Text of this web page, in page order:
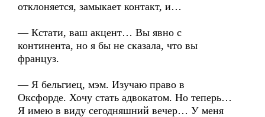
отклоняется, замыкает контакт, и…
— Кстати, ваш акцент… Вы явно с
континента, но я бы не сказала, что вы
француз.
— Я бельгиец, мэм. Изучаю право в
Оксфорде. Хочу стать адвокатом. Но теперь…
Я имею в виду сегодняшний вечер… У меня